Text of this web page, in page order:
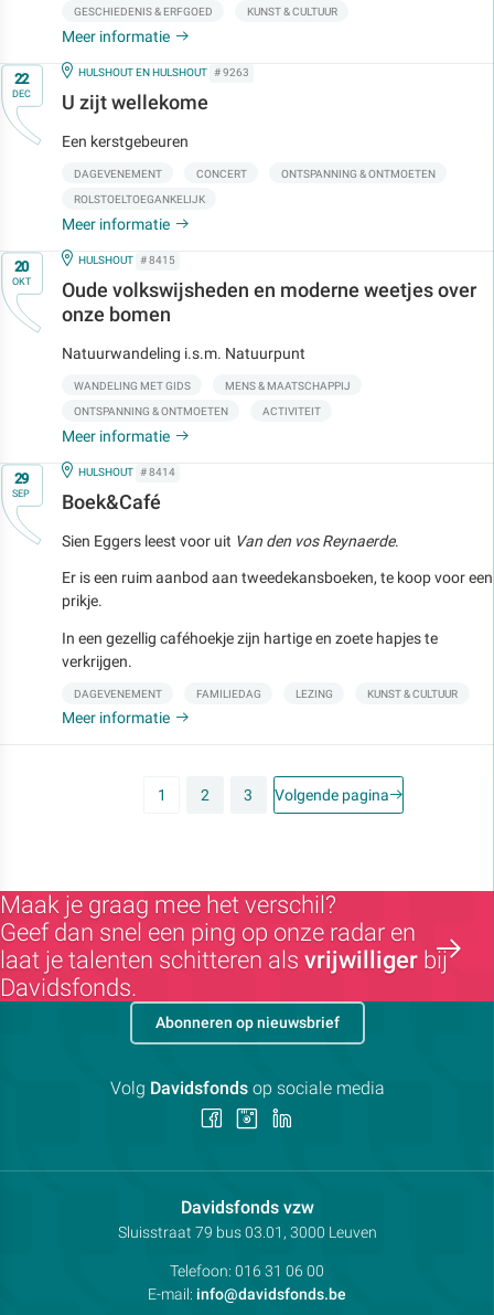
GESCHIEDENIS & ERFGOED KUNST & CULTUUR
Meer informatie
Op22
DEC
IN
HULSHOUT EN HULSHOUT # 9263
U zijt wellekome
Een kerstgebeuren
DAGEVENEMENT CONCERT ONTSPANNING & ONTMOETEN
ROLSTOELTOEGANKELIJK
Meer informatie
Op20
OKT
IN
HULSHOUT # 8415
Oude volkswijsheden en moderne weetjes over
onze bomen
Natuurwandeling i.s.m. Natuurpunt
WANDELING MET GIDS MENS & MAATSCHAPPIJ
ONTSPANNING & ONTMOETEN ACTIVITEIT
Meer informatie
Op29
SEP
IN
HULSHOUT # 8414
Boek&Café
Sien Eggers leest voor uit Van den vos Reynaerde.
Er is een ruim aanbod aan tweedekansboeken, te koop voor een
prikje.
In een gezellig caféhoekje zijn hartige en zoete hapjes te
verkrijgen.
DAGEVENEMENT FAMILIEDAG LEZING KUNST & CULTUUR
Meer informatie
1 2 3 Volgende pagina
Maak je graag mee het verschil?
Geef dan snel een ping op onze radar en
laat je talenten schitteren als vrijwilliger bij
Davidsfonds.
Davidsfonds vzwContactpersoon:
Adres:
Sluisstraat 79 bus 03.01, 3000 Leuven
Telefoon: 016 31 06 00
E-mail: info@davidsfonds.be
Abonneren op nieuwsbrief
Volg Davidsfondsop sociale media
Volg Volg